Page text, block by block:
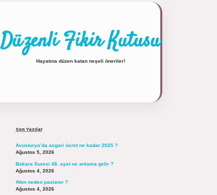
Düzenli Fikir Kutusu
Hayatına düzen katan neşeli öneriler!
Son Yazılar
Avusturya’da asgari ücret ne kadar 2025 ?
Ağustos 5, 2026
Bakara Suresi 48. ayet ne anlama gelir ?
Ağustos 4, 2026
Altın neden paslanır ?
Ağustos 4, 2026